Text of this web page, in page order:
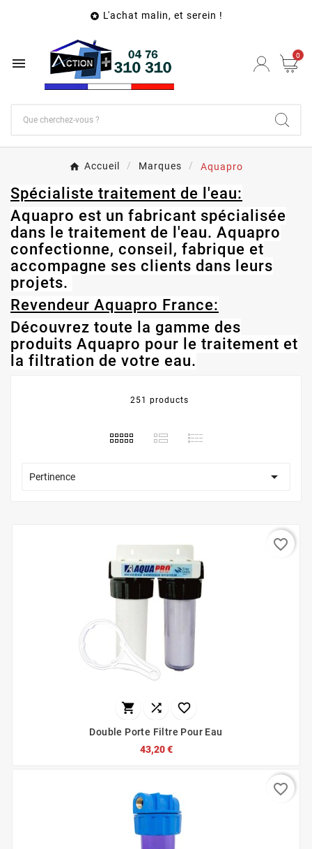
 L'achat malin, et serein !
 0
Accueil Marques Aquapro
Spécialiste traitement de l'eau:
Aquapro est un fabricant spécialisée
dans le traitement de l'eau. Aquapro
confectionne, conseil, fabrique et
accompagne ses clients dans leurs
projets.
Revendeur Aquapro France:
Découvrez toute la gamme des
produits Aquapro pour le traitement et
la filtration de votre eau.
251 products
Pertinence 
  
Double Porte Filtre Pour Eau
43,20 €
favorite_border
favorite_border